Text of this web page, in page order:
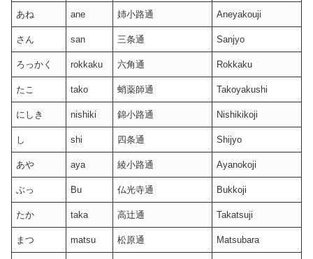
あね ane 姉小路通 Aneyakouji
さん san 三条通 Sanjyo
ろっかく rokkaku 六角通 Rokkaku
たこ tako 蛸薬師通 Takoyakushi
にしき nishiki 錦小路通 Nishikikoji
し shi 四条通 Shijyo
あや aya 綾小路通 Ayanokoji
ぶっ Bu 仏光寺通 Bukkoji
たか taka 高辻通 Takatsuji
まつ matsu 松原通 Matsubara